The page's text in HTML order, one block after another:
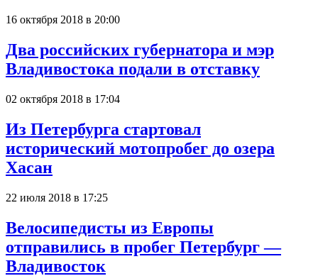
16 октября 2018 в 20:00
Два российских губернатора и мэр
Владивостока подали в отставку
02 октября 2018 в 17:04
Из Петербурга стартовал
исторический мотопробег до озера
Хасан
22 июля 2018 в 17:25
Велосипедисты из Европы
отправились в пробег Петербург —
Владивосток